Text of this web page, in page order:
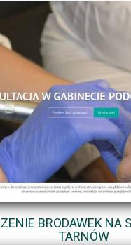
BRODAWEK NA
TARNÓW